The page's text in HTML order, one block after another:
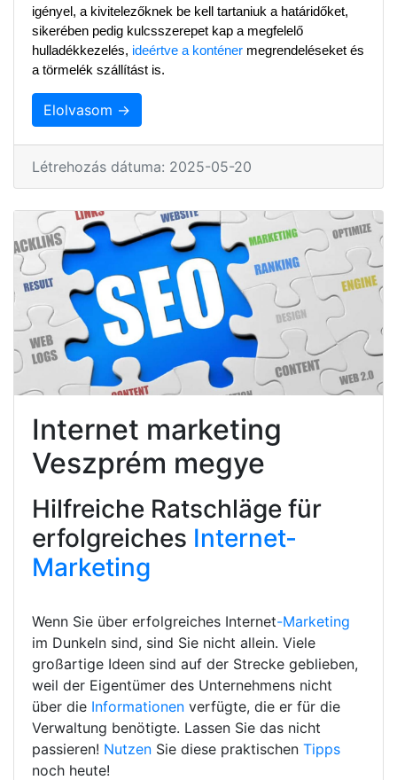
igényel, a kivitelezőknek be kell tartaniuk a határidőket,
sikerében pedig kulcsszerepet kap a megfelelő
hulladékkezelés, ideértve a konténer megrendeléseket és
a törmelék szállítást is.
Elolvasom →
Létrehozás dátuma: 2025-05-20
Internet marketing
Veszprém megye
Hilfreiche Ratschläge für
erfolgreiches Internet-
Marketing
Wenn Sie über erfolgreiches Internet-Marketing
im Dunkeln sind, sind Sie nicht allein. Viele
großartige Ideen sind auf der Strecke geblieben,
weil der Eigentümer des Unternehmens nicht
über die Informationen verfügte, die er für die
Verwaltung benötigte. Lassen Sie das nicht
passieren! Nutzen Sie diese praktischen Tipps
noch heute!